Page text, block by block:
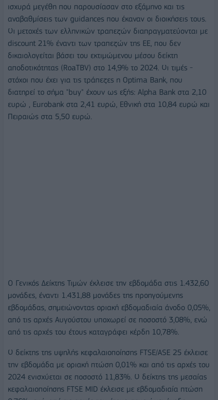
ισχυρά μεγέθη που παρουσίασαν στο εξάμηνο και τις
αναβαθμίσεις των guidances που έκαναν οι διοικήσεις τους.
Οι μετοχές των ελληνικών τραπεζών διαπραγματεύονται με
discount 21% έναντι των τραπεζών της ΕΕ, που δεν
δικαιολογείται βάσει του εκτιμώμενου μέσου δείκτη
αποδοτικότητας (RoaTBV) στο 14,9% το 2024. Οι τιμές -
στόχοι που έχει για τις τράπεζες η Optima Bank, που
διατηρεί το σήμα "buy" έχουν ως εξής: Alpha Bank στα 2,10
ευρώ , Eurobank στα 2,41 ευρώ, Εθνική στα 10,84 ευρώ και
Πειραιώς στα 5,50 ευρώ.
O Γενικός Δείκτης Τιμών έκλεισε την εβδομάδα στις 1.432,60
μονάδες, έναντι 1.431,88 μονάδες της προηγούμενης
εβδομάδας, σημειώνοντας οριακή εβδομαδιαία άνοδο 0,05%,
από τις αρχές Αυγούστου υποχωρεί σε ποσοστό 3,08%, ενώ
από τις αρχές του έτους καταγράφει κέρδη 10,78%.
Ο δείκτης της υψηλής κεφαλαιοποίησης FTSE/ASE 25 έκλεισε
την εβδομάδα με οριακή πτώση 0,01% και από τις αρχές του
2024 ενισχύεται σε ποσοστό 11,83%. Ο δείκτης της μεσαίας
κεφαλαιοποίησης FTSE MID έκλεισε με εβδομαδιαία πτώση